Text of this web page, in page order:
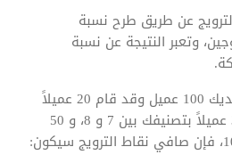
عن طريق طرح نسبة
وتعبر النتيجة عن نسبة
إذا كان لديك 100 عميل وقد قام 20 عميلاً
بتصنيفك بين 0 و 6، و 30 عميلاً بتصنيفك بين 7 و 8، و 50